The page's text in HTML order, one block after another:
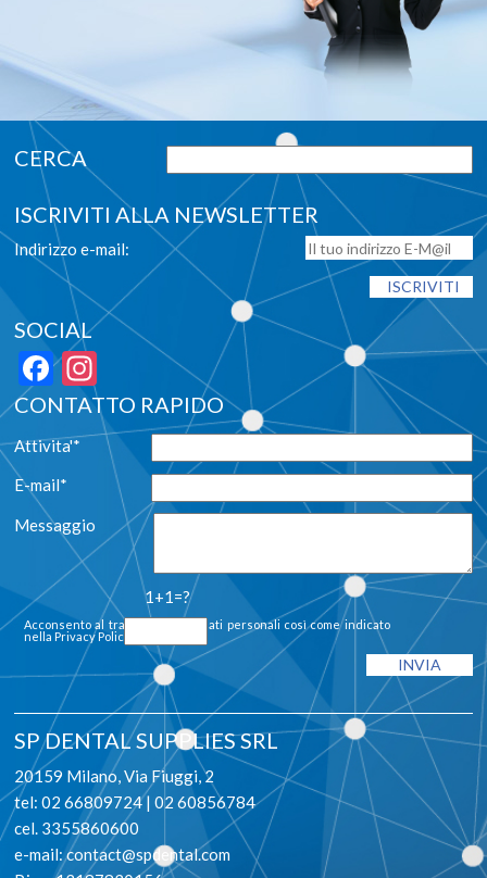
ISCRIVITI ALLA NEWSLETTER
Indirizzo e-mail:
SOCIAL
Facebook
Instagram
CONTATTO RAPIDO
Attivita'*
E-mail*
Messaggio
1+1=?
Acconsento al trattamento dei dati personali così come indicato
nella Privacy Policy
SP DENTAL SUPPLIES SRL
20159 Milano, Via Fiuggi, 2
tel: 02 66809724 | 02 60856784
cel. 3355860600
e-mail:contact@spdental.com